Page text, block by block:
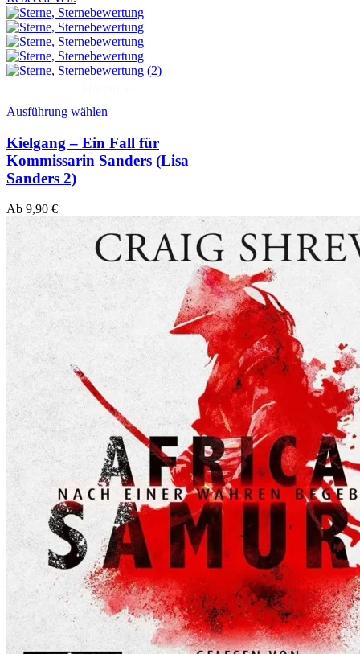
(2)
Ausführung wählen
Kielgang – Ein Fall für
Kommissarin Sanders (Lisa
Sanders 2)
Ab 9,90 €